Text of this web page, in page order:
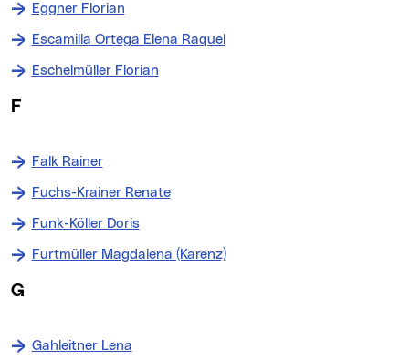
Eggner Florian
Escamilla Ortega Elena Raquel
Eschelmüller Florian
F
Falk Rainer
Fuchs-Krainer Renate
Funk-Köller Doris
Furtmüller Magdalena (Karenz)
G
Gahleitner Lena